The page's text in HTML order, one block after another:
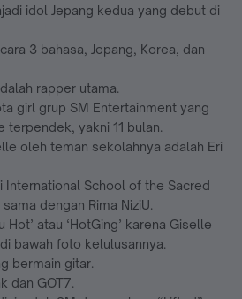
idol Jepang kedua yang debut di
3 bahasa, Jepang, Korea, dan
rapper utama.
girl grup SM Entertainment yang
terpendek, yakni 11 bulan.
oleh teman sekolahnya adalah Eri
School of the Sacred
dengan Rima NiziU.
Hot’ atau ‘HotGing’ karena Giselle
bawah foto kelulusannya.
bermain gitar.
dan GOT7.